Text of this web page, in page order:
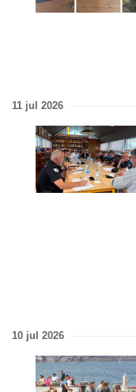
11 jul 2026
10 jul 2026